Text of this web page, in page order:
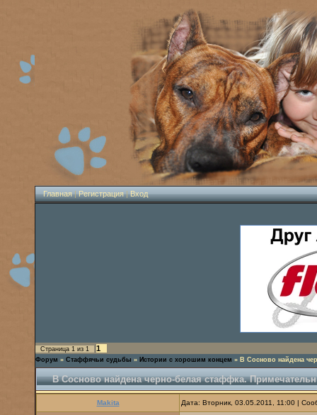
Главная|Регистрация|Вход
Страница 1 из 1 1
Форум » Стаффячьи судьбы » Истории с хорошим концем » В Сосново найдена
В Сосново найдена черно-белая стаффка.
Makita Дата: Вторник, 03.05.2011, 11:00 |